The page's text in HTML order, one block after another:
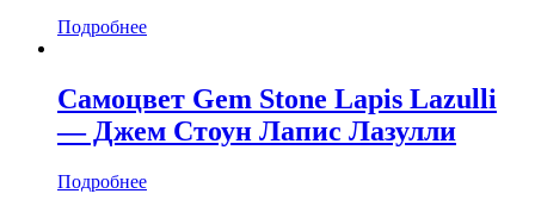
Подробнее
Самоцвет Gem Stone Lapis Lazulli
— Джем Стоун Лапис Лазулли
Подробнее